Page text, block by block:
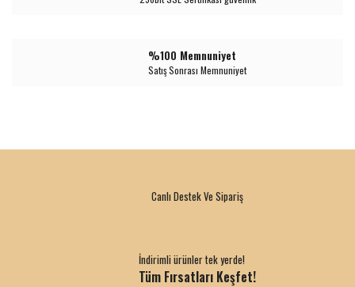
%100 Memnuniyet
Satış Sonrası Memnuniyet
Canlı Destek Ve Sipariş
İndirimli ürünler tek yerde!
Tüm Fırsatları Keşfet!